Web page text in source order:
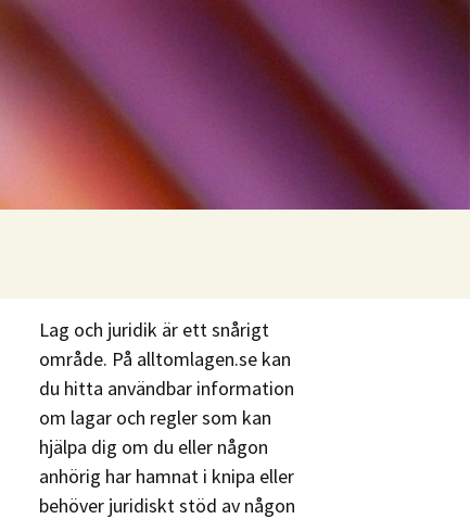
Lag och juridik är ett snårigt
område. På alltomlagen.se kan
du hitta användbar information
om lagar och regler som kan
hjälpa dig om du eller någon
anhörig har hamnat i knipa eller
behöver juridiskt stöd av någon